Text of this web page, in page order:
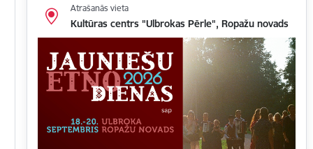
Atrašanās vieta
Kultūras centrs "Ulbrokas Pērle", Ropažu novads